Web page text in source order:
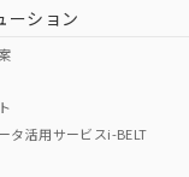
（アメリカ
ーション
タ活用サービスi-BELT